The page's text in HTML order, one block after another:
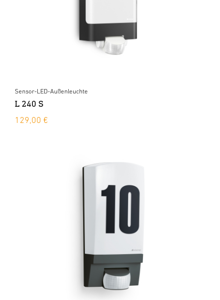
Sensor-LED-Außenleuchte
L 240 S
129,00 €